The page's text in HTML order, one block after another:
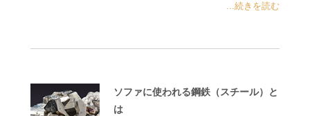
...続きを読む
ソファに使われる鋼鉄（スチール）と
は